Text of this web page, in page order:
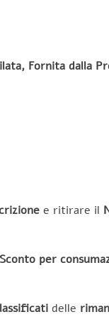
Fornita dalla
e ritirare il
per
delle